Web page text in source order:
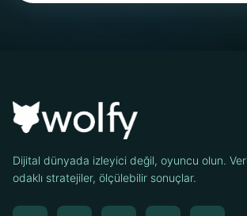
Dijital dünyada izleyici değil, oyuncu olun.
odaklı stratejiler, ölçülebilir sonuçlar.